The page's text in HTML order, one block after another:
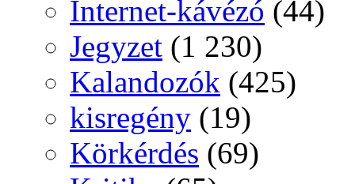
Internet-kávézó (44)
Jegyzet (1 230)
Kalandozók (425)
kisregény (19)
Körkérdés (69)